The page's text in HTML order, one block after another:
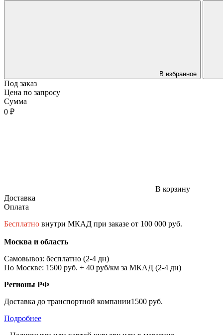
В избранное
Под заказ
Цена по запросу
Сумма
0 ₽
В корзину
Доставка
Оплата
Бесплатно внутри МКАД при заказе от 100 000 руб.
Москва и область
Самовывоз: бесплатно (2-4 дн)
По Москве: 1500 руб. + 40 руб/км за МКАД (2-4 дн)
Регионы РФ
Доставка до транспортной компании1500 руб.
Подробнее